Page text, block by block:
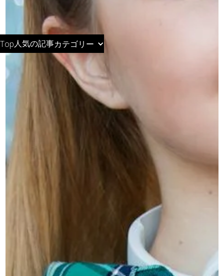
Top人気の記事カテゴリー